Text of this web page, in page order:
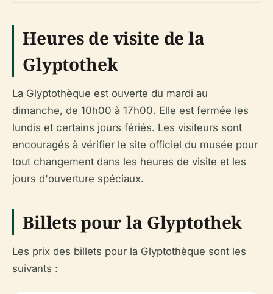
Heures de visite de la
Glyptothek
La Glyptothèque est ouverte du mardi au
dimanche, de 10h00 à 17h00. Elle est fermée les
lundis et certains jours fériés. Les visiteurs sont
encouragés à vérifier le site officiel du musée pour
tout changement dans les heures de visite et les
jours d'ouverture spéciaux.
Billets pour la Glyptothek
Les prix des billets pour la Glyptothèque sont les
suivants :